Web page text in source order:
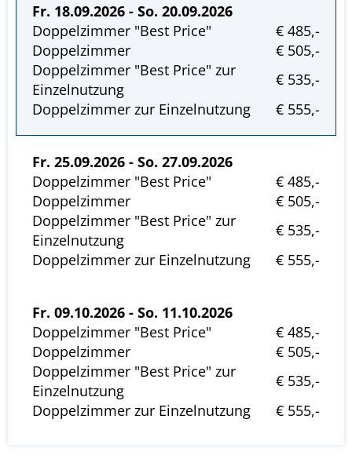
Fr. 18.09.2026 - So. 20.09.2026
Doppelzimmer "Best Price"
€ 485,-
Doppelzimmer
€ 505,-
Doppelzimmer "Best Price" zur
Einzelnutzung
€ 535,-
Doppelzimmer zur Einzelnutzung
€ 555,-
Fr. 25.09.2026 - So. 27.09.2026
Doppelzimmer "Best Price"
€ 485,-
Doppelzimmer
€ 505,-
Doppelzimmer "Best Price" zur
Einzelnutzung
€ 535,-
Doppelzimmer zur Einzelnutzung
€ 555,-
Fr. 09.10.2026 - So. 11.10.2026
Doppelzimmer "Best Price"
€ 485,-
Doppelzimmer
€ 505,-
Doppelzimmer "Best Price" zur
Einzelnutzung
€ 535,-
Doppelzimmer zur Einzelnutzung
€ 555,-